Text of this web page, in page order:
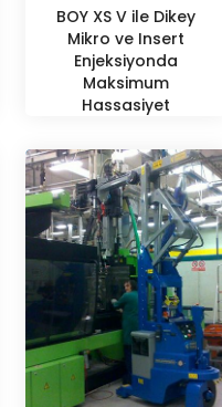
BOY XS V ile Dikey
Mikro ve Insert
Enjeksiyonda
Maksimum
Hassasiyet